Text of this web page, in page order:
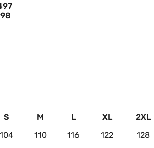
S M L XL 2XL
104 110 116 122 128